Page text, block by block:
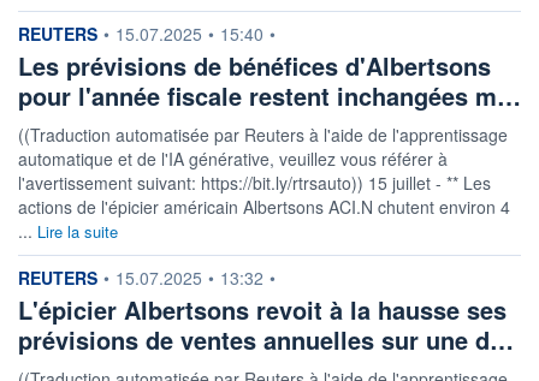
information fournie par
REUTERS • 15.07.2025 • 15:40 •
Les prévisions de bénéfices d'Albertsons
pour l'année fiscale restent inchangées m…
((Traduction automatisée par Reuters à l'aide de l'apprentissage
automatique et de l'IA générative, veuillez vous référer à
l'avertissement suivant: https://bit.ly/rtrsauto)) 15 juillet - ** Les
actions de l'épicier américain Albertsons ACI.N chutent environ 4
... Lire la suite
information fournie par
REUTERS • 15.07.2025 • 13:32 •
L'épicier Albertsons revoit à la hausse ses
prévisions de ventes annuelles sur une d…